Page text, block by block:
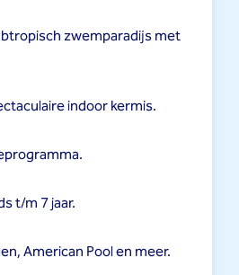
zwemparadijs met
indoor kermis.
t/m 7 jaar.
American Pool en meer.